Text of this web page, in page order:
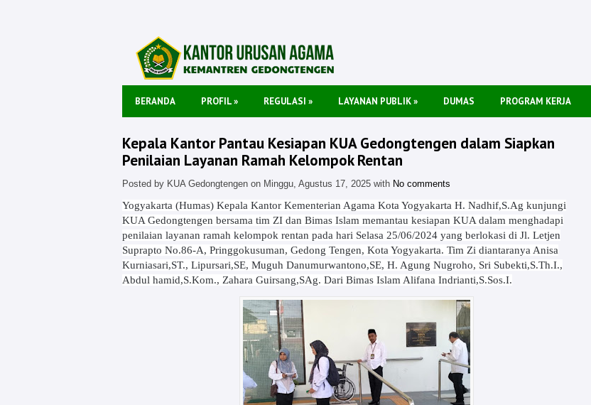
BERANDA PROFIL» REGULASI » LAYANAN PUBLIK» DUMAS PROGRAM KERJA
Kepala Kantor Pantau Kesiapan KUA Gedongtengen dalam Siapkan
Penilaian Layanan Ramah Kelompok Rentan
Posted by KUA Gedongtengen on Minggu, Agustus 17, 2025 with No comments
Yogyakarta (Humas) Kepala Kantor Kementerian Agama Kota Yogyakarta H. Nadhif,S.Ag kunjungi
KUA Gedongtengen bersama tim ZI dan Bimas Islam memantau kesiapan KUA dalam menghadapi
penilaian layanan ramah kelompok rentan pada hari Selasa 25/06/2024 yang berlokasi di Jl. Letjen
Suprapto No.86-A, Pringgokusuman, Gedong Tengen, Kota Yogyakarta. Tim Zi diantaranya Anisa
Kurniasari,ST., Lipursari,SE, Muguh Danumurwantono,SE, H. Agung Nugroho, Sri Subekti,S.Th.I.,
Abdul hamid,S.Kom., Zahara Guirsang,SAg. Dari Bimas Islam Alifana Indrianti,S.Sos.I.